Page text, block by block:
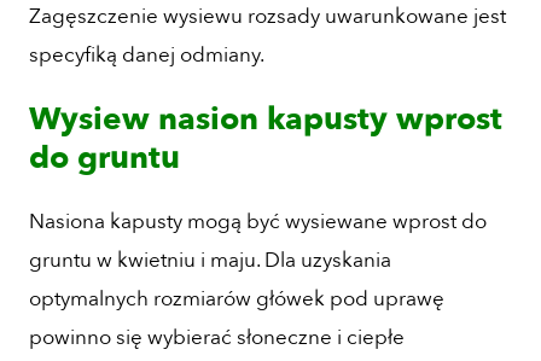
Zagęszczenie wysiewu rozsady uwarunkowane jest
specyfiką danej odmiany.
Wysiew nasion kapusty wprost
do gruntu
Nasiona kapusty mogą być wysiewane wprost do
gruntu w kwietniu i maju. Dla uzyskania
optymalnych rozmiarów główek pod uprawę
powinno się wybierać słoneczne i ciepłe